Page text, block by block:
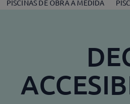
PISCINAS DE OBRA A MEDIDA